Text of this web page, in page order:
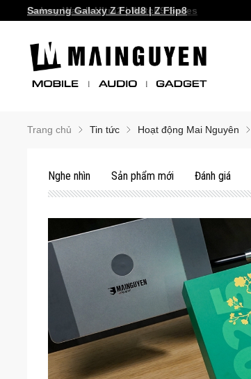
Samsung Galaxy S26 series!
Samsung Galaxy Z Fold8 | Z Flip8
Trang chủ Tin tức Hoạt động Mai Nguyên
Nghe nhìn Sản phẩm mới Đánh giá